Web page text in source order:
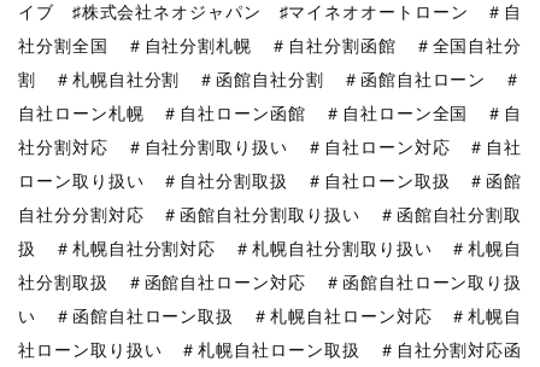
イブ ♯株式会社ネオジャパン ♯マイネオオートローン ＃自
社分割全国 ＃自社分割札幌 ＃自社分割函館 ＃全国自社分
割 ＃札幌自社分割 ＃函館自社分割 ＃函館自社ローン ＃
自社ローン札幌 ＃自社ローン函館 ＃自社ローン全国 ＃自
社分割対応 ＃自社分割取り扱い ＃自社ローン対応 ＃自社
ローン取り扱い ＃自社分割取扱 ＃自社ローン取扱 ＃函館
自社分分割対応 ＃函館自社分割取り扱い ＃函館自社分割取
扱 ＃札幌自社分割対応 ＃札幌自社分割取り扱い ＃札幌自
社分割取扱 ＃函館自社ローン対応 ＃函館自社ローン取り扱
い ＃函館自社ローン取扱 ＃札幌自社ローン対応 ＃札幌自
社ローン取り扱い ＃札幌自社ローン取扱 ＃自社分割対応函